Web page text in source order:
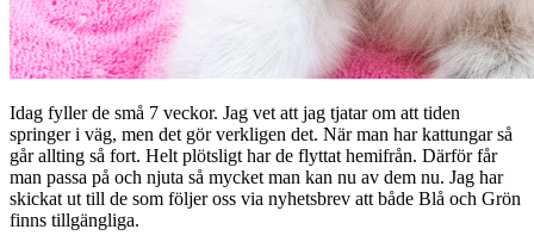
Idag fyller de små 7 veckor. Jag vet att jag tjatar om att tiden
springer i väg, men det gör verkligen det. När man har kattungar så
går allting så fort. Helt plötsligt har de flyttat hemifrån. Därför får
man passa på och njuta så mycket man kan nu av dem nu. Jag har
skickat ut till de som följer oss via nyhetsbrev att både Blå och Grön
finns tillgängliga.